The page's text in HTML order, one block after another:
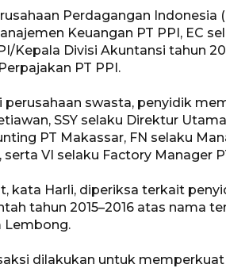
Perdagangan Indonesia
Keuangan PT PPI, EC
Kepala Divisi Akuntansi tahun
PT PPI.
perusahaan swasta, penyidik
SSY selaku Direktur
PT Makassar, FN selaku
serta VI selaku Factory Manager
kata Harli, diperiksa terkait
tahun 2015–2016 atas nama
Lembong.
dilakukan untuk